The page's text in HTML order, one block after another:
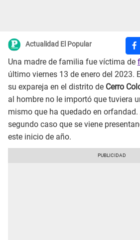
Actualidad El Popular
Una madre de familia fue víctima de
último viernes 13 de enero del 2023.
su expareja en el distrito de Cerro
al hombre no le importó que tuviera
mismo que ha quedado en orfandad.
segundo caso que se viene
este inicio de año.